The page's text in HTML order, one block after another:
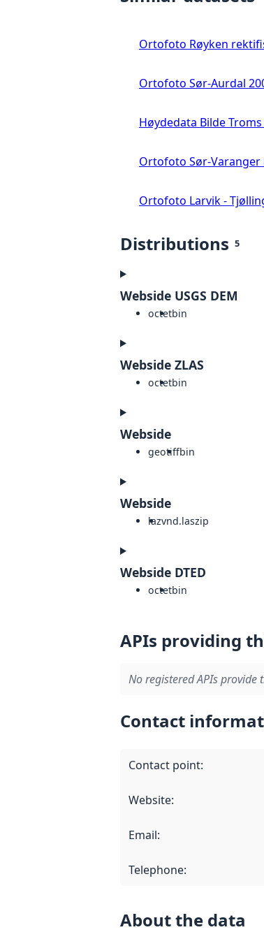
Ortofoto Røyken
Ortofoto Sør-Aurdal
Høydedata Bilde Troms
Ortofoto Sør-
Ortofoto Larvik -
Distributions 5
Webside USGS DEM
octetbin
Webside ZLAS
octetbin
Webside
geotiffbin
Webside
lazvnd.laszip
Webside DTED
octetbin
APIs providing
No registered APIs provide
Contact
Contact point:
Website:
Email:
Telephone:
About the data